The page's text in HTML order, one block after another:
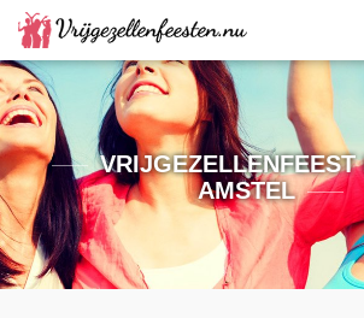
VRIJGEZELLENFEEST
AMSTEL